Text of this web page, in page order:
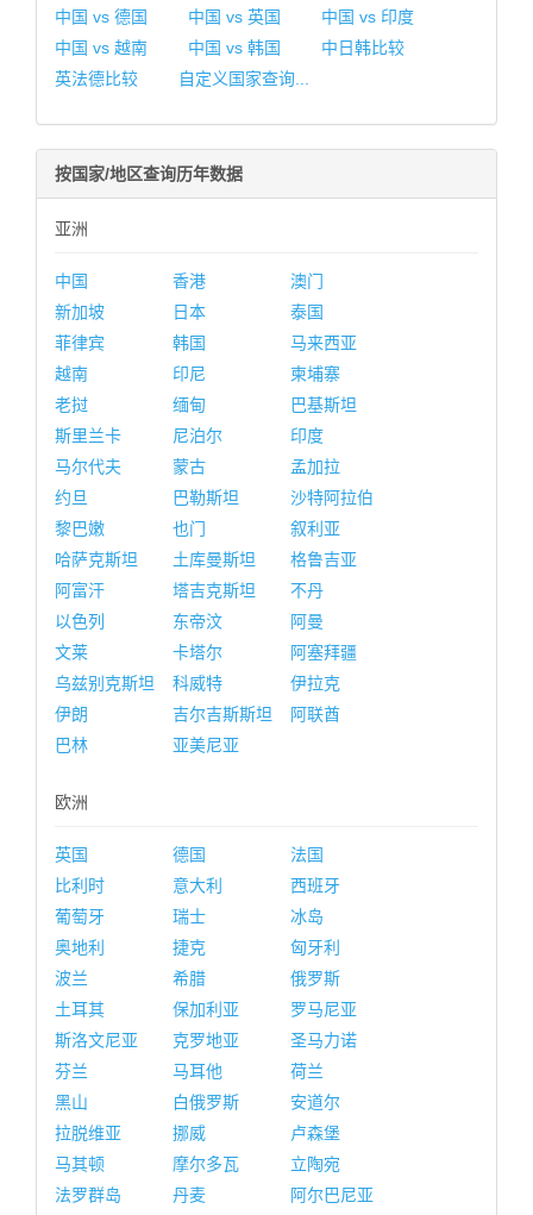
中国 vs 德国
中国 vs 英国
中国 vs 印度
中国 vs 越南
中国 vs 韩国
中日韩比较
英法德比较
自定义国家查询...
按国家/地区查询历年数据
亚洲
中国 香港
澳门
新加坡
日本
泰国
菲律宾
韩国
马来西亚
越南
印尼
柬埔寨
老挝
缅甸
巴基斯坦
斯里兰卡
尼泊尔
印度
马尔代夫
蒙古
孟加拉
约旦
巴勒斯坦
沙特阿拉伯
黎巴嫩
也门
叙利亚
哈萨克斯坦
土库曼斯坦
格鲁吉亚
阿富汗
塔吉克斯坦
不丹
以色列
东帝汶
阿曼
文莱
卡塔尔
阿塞拜疆
乌兹别克斯坦
科威特
伊拉克
伊朗
吉尔吉斯斯坦
阿联酋
巴林
亚美尼亚
欧洲
英国 德国
法国
比利时
意大利
西班牙
葡萄牙
瑞士
冰岛
奥地利
捷克
匈牙利
波兰
希腊
俄罗斯
土耳其
保加利亚
罗马尼亚
斯洛文尼亚
克罗地亚
圣马力诺
芬兰
马耳他
荷兰
黑山
白俄罗斯
安道尔
拉脱维亚
挪威
卢森堡
马其顿
摩尔多瓦
立陶宛
法罗群岛
丹麦
阿尔巴尼亚